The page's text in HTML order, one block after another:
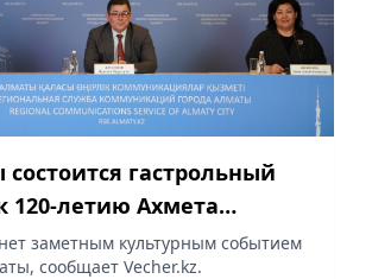
гастрольный
120-летию Ахмета
заметным культурным событием
сообщает Vecher.kz.